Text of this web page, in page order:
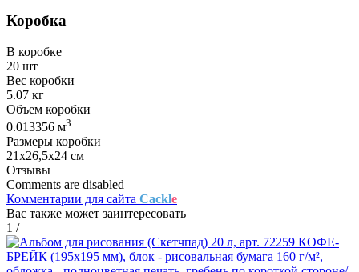
Коробка
В коробке
20 шт
Вес коробки
5.07 кг
Объем коробки
0.013356 м3
Размеры коробки
21х26,5х24 см
Отзывы
Comments are disabled
Комментарии для сайта Cackle
Вас также может заинтересовать
1 /